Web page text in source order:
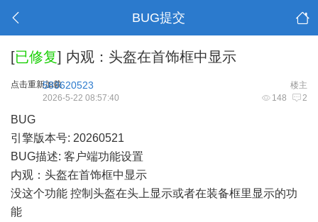
BUG提交
[已修复] 内观：头盔在首饰框中显示
点击重新加载 楼主
583620523
148 2
2026-5-22 08:57:40
BUG
引擎版本号: 20260521
BUG描述: 客户端功能设置
内观：头盔在首饰框中显示
没这个功能 控制头盔在头上显示或者在装备框里显示的功
能